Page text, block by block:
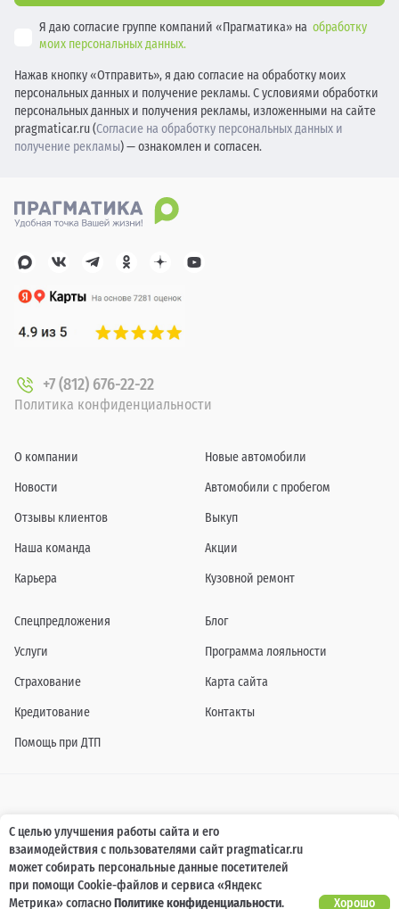
Я даю согласие группе компаний «Прагматика» на обработку
моих персональных данных.
Нажав кнопку «Отправить», я даю согласие на обработку моих
персональных данных и получение рекламы. С условиями обработки
персональных данных и получения рекламы, изложенными на сайте
pragmaticar.ru (Согласие на обработку персональных данных и
получение рекламы) — ознакомлен и согласен.
+7 (812) 676-22-22
Политика конфиденциальности
О компании
Новости
Отзывы клиентов
Наша команда
Карьера
Новые автомобили
Автомобили с пробегом
Выкуп
Акции
Кузовной ремонт
Спецпредложения
Услуги
Страхование
Кредитование
Помощь при ДТП
Блог
Программа лояльности
Карта сайта
Контакты
Информация о технических характеристиках, составе комплектаций, цветовой
гамме и стоимости автомобилей, а также действующих акциях, сроках и условиях
их проведения, указанных на сайте www.pragmaticar.ru, носит информационный
характер и ни при каких условиях не является публичной офертой,
определяемой положениями пунктом 2 статьи 437 Гражданского кодекса
Российской Федерации. Для получения подробной информации обращайтесь к
специалистам нашей компании.
С целью улучшения работы сайта и его
взаимодействия с пользователями сайт pragmaticar.ru
может собирать персональные данные посетителей
при помощи Cookie-файлов и сервиса «Яндекс
Метрика» согласноПолитике конфиденциальности. Хорошо